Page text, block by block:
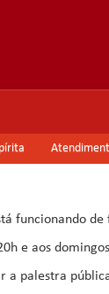
funcionando
e aos
a palestra